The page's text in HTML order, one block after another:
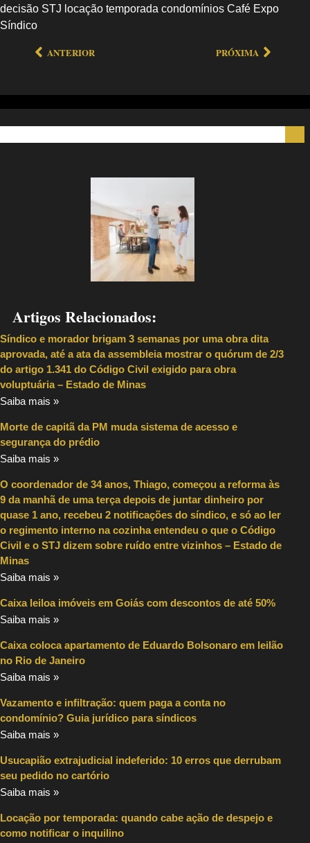
decisão STJ locação temporada condomínios Café Expo
Síndico
ANTERIOR PRÓXIMA
Artigos Relacionados:
Síndico e morador brigam 3 semanas por uma obra dita
aprovada, até a ata da assembleia mostrar o quórum de 2/3
do artigo 1.341 do Código Civil exigido para obra
voluptuária – Estado de Minas
Saiba mais »
Morte de capitã da PM muda sistema de acesso e
segurança do prédio
Saiba mais »
O coordenador de 34 anos, Thiago, começou a reforma às
9 da manhã de uma terça depois de juntar dinheiro por
quase 1 ano, recebeu 2 notificações do síndico, e só ao ler
o regimento interno na cozinha entendeu o que o Código
Civil e o STJ dizem sobre ruído entre vizinhos – Estado de
Minas
Saiba mais »
Caixa leiloa imóveis em Goiás com descontos de até 50%
Saiba mais »
Caixa coloca apartamento de Eduardo Bolsonaro em leilão
no Rio de Janeiro
Saiba mais »
Vazamento e infiltração: quem paga a conta no
condomínio? Guia jurídico para síndicos
Saiba mais »
Usucapião extrajudicial indeferido: 10 erros que derrubam
seu pedido no cartório
Saiba mais »
Locação por temporada: quando cabe ação de despejo e
como notificar o inquilino